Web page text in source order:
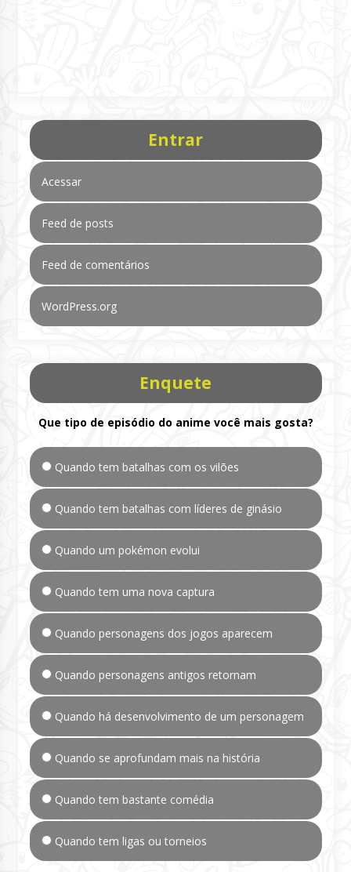
Entrar
Acessar
Feed de posts
Feed de comentários
WordPress.org
Enquete
Que tipo de episódio do anime você mais gosta?
Quando tem batalhas com os vilões
Quando tem batalhas com líderes de ginásio
Quando um pokémon evolui
Quando tem uma nova captura
Quando personagens dos jogos aparecem
Quando personagens antigos retornam
Quando há desenvolvimento de um personagem
Quando se aprofundam mais na história
Quando tem bastante comédia
Quando tem ligas ou torneios